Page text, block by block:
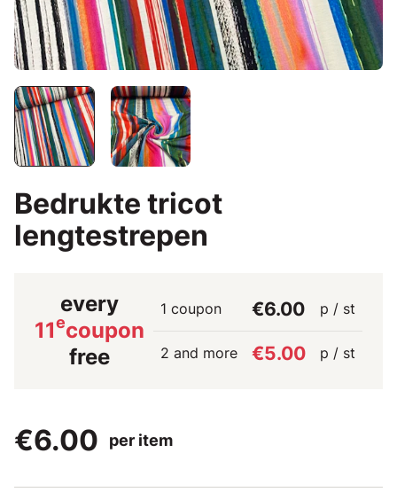
Bedrukte tricot
lengtestrepen
every
11ecoupon
free
1 coupon €6.00 p / st
2 and more €5.00 p / st
€6.00 per item